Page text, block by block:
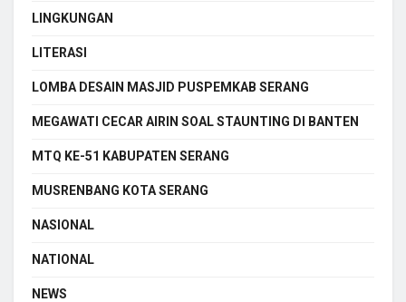
LINGKUNGAN
LITERASI
LOMBA DESAIN MASJID PUSPEMKAB SERANG
MEGAWATI CECAR AIRIN SOAL STAUNTING DI BANTEN
MTQ KE-51 KABUPATEN SERANG
MUSRENBANG KOTA SERANG
NASIONAL
NATIONAL
NEWS